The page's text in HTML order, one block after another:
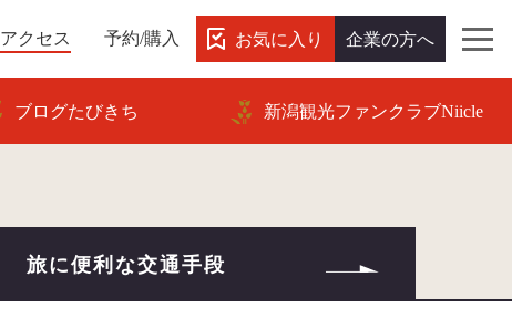
アクセス 予約/購入 お気に入り 企業の方へ
ブログたびきち 新潟観光ファンクラブNiicle
旅に便利な交通手段